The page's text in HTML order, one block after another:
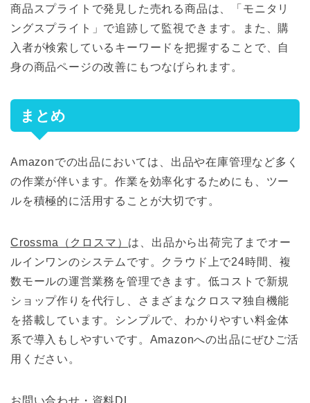
商品スプライトで発見した売れる商品は、「モニタリ
ングスプライト」で追跡して監視できます。また、購
入者が検索しているキーワードを把握することで、自
身の商品ページの改善にもつなげられます。
まとめ
Amazonでの出品においては、出品や在庫管理など多く
の作業が伴います。作業を効率化するためにも、ツー
ルを積極的に活用することが大切です。
Crossma（クロスマ） は、出品から出荷完了までオー
ルインワンのシステムです。クラウド上で24時間、複
数モールの運営業務を管理できます。低コストで新規
ショップ作りを代行し、さまざまなクロスマ独自機能
を搭載しています。シンプルで、わかりやすい料金体
系で導入もしやすいです。Amazonへの出品にぜひご活
用ください。
お問い合わせ・資料DL